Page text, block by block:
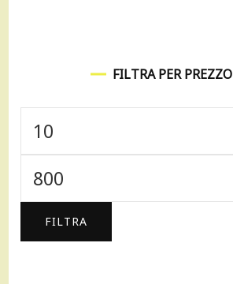
FILTRA PER PREZZO
Prezzo
Prezzo
FILTRA